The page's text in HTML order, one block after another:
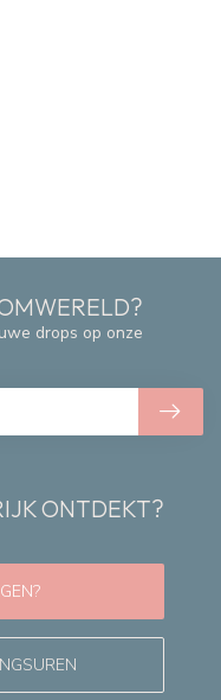
ONTDEKT?
drops op onze